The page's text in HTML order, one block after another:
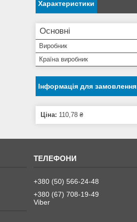
Характеристики
Основні
Виробник
Країна виробник
Інформація для замовлення
Ціна: 110,78 ₴
+380 (50) 566-24-48
+380 (67) 708-19-49
Viber